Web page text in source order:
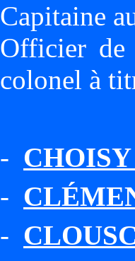
Capitaine
Officier de
colonel à
-
-
-